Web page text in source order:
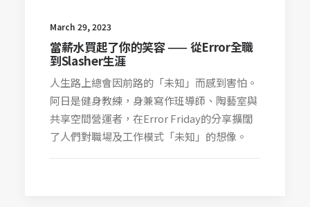
March 29, 2023
當薪水買起了你的笑容 —— 從Error全職
到Slasher生涯
人生路上總會因前路的「未知」而感到害怕。
阿日是健身教練，身兼寫作班導師、陶藝室與
共享空間營運者，在Error Friday的分享擴闊
了人們對職場及工作模式「未知」的想像。